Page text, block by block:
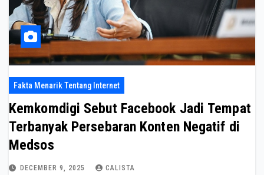
Fakta Menarik Tentang Internet
Kemkomdigi Sebut Facebook Jadi Tempat
Terbanyak Persebaran Konten Negatif di
Medsos
DECEMBER 9, 2025 CALISTA